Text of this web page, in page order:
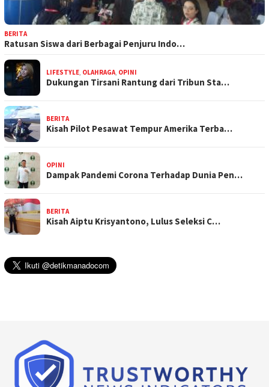
BERITA
Ratusan Siswa dari Berbagai Penjuru Indo…
LIFESTYLE OLAHRAGA OPINI
Dukungan Tirsani Rantung dari Tribun Sta…
BERITA
Kisah Pilot Pesawat Tempur Amerika Terba…
OPINI
Dampak Pandemi Corona Terhadap Dunia Pen…
BERITA
Kisah Aiptu Krisyantono, Lulus Seleksi C…